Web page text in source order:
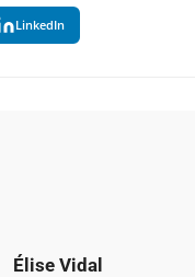
LinkedIn
Élise Vidal